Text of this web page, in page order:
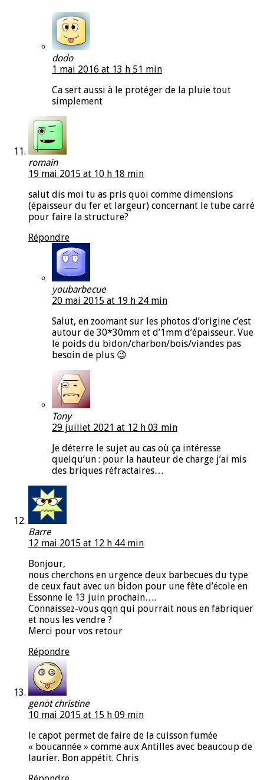
dodo
1 mai 2016 at 13 h 51 min
Ca sert aussi à le protéger de la pluie tout
simplement
romain
19 mai 2015 at 10 h 18 min
salut dis moi tu as pris quoi comme dimensions
(épaisseur du fer et largeur) concernant le tube carré
pour faire la structure?
Répondre
youbarbecue
20 mai 2015 at 19 h 24 min
Salut, en zoomant sur les photos d’origine c’est
autour de 30*30mm et d’1mm d’épaisseur. Vue
le poids du bidon/charbon/bois/viandes pas
besoin de plus 😉
Tony
29 juillet 2021 at 12 h 03 min
Je déterre le sujet au cas où ça intéresse
quelqu’un : pour la hauteur de charge j’ai mis
des briques réfractaires…
Barre
12 mai 2015 at 12 h 44 min
Bonjour,
nous cherchons en urgence deux barbecues du type
de ceux faut avec un bidon pour une fête d’école en
Essonne le 13 juin prochain….
Connaissez-vous qqn qui pourrait nous en fabriquer
et nous les vendre ?
Merci pour vos retour
Répondre
genot christine
10 mai 2015 at 15 h 09 min
le capot permet de faire de la cuisson fumée
« boucannée » comme aux Antilles avec beaucoup de
laurier. Bon appétit. Chris